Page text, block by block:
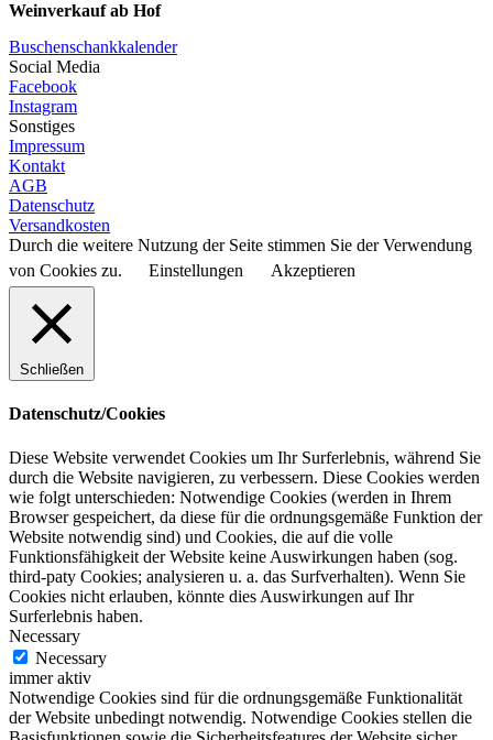
Weinverkauf ab Hof
Buschenschankkalender
Social Media
Facebook
Instagram
Sonstiges
Impressum
Kontakt
AGB
Datenschutz
Versandkosten
Durch die weitere Nutzung der Seite stimmen Sie der Verwendung
von Cookies zu.
Einstellungen Akzeptieren
Schließen
Datenschutz/Cookies
Diese Website verwendet Cookies um Ihr Surferlebnis, während Sie
durch die Website navigieren, zu verbessern. Diese Cookies werden
wie folgt unterschieden: Notwendige Cookies (werden in Ihrem
Browser gespeichert, da diese für die ordnungsgemäße Funktion der
Website notwendig sind) und Cookies, die auf die volle
Funktionsfähigkeit der Website keine Auswirkungen haben (sog.
third-paty Cookies; analysieren u. a. das Surfverhalten). Wenn Sie
Cookies nicht erlauben, könnte dies Auswirkungen auf Ihr
Surferlebnis haben.
Necessary
Necessary
immer aktiv
Notwendige Cookies sind für die ordnungsgemäße Funktionalität
der Website unbedingt notwendig. Notwendige Cookies stellen die